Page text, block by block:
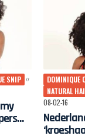
SNIP
DOMINIQUE
NATURAL
08-02-16